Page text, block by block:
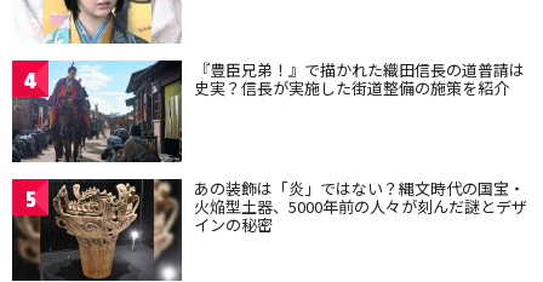
4 『豊臣兄弟！』で描かれた織田信長の道普請は
史実？信長が実施した街道整備の施策を紹介
5 あの装飾は「炎」ではない？縄文時代の国宝・
火焔型土器、5000年前の人々が刻んだ謎とデザ
インの秘密